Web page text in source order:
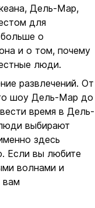
Дель-Мар,
для
о
и о том, почему
люди.
развлечений. От
шоу Дель-Мар до
время в Дель-
выбирают
здесь
Если вы любите
волнами и
вам